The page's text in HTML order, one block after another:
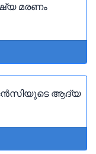
മരണം
ആദ്യ